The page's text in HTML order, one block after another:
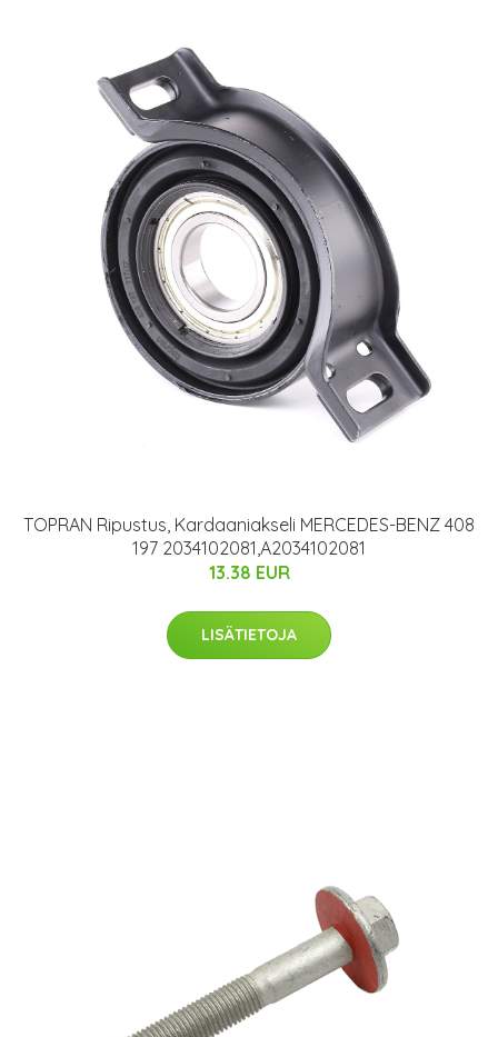
TOPRAN Ripustus, Kardaaniakseli MERCEDES-BENZ 408
197 2034102081,A2034102081
13.38 EUR
LISÄTIETOJA